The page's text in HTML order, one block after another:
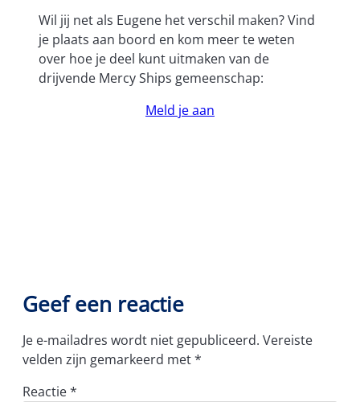
Wil jij net als Eugene het verschil maken? Vind
je plaats aan boord en kom meer te weten
over hoe je deel kunt uitmaken van de
drijvende Mercy Ships gemeenschap:
Meld je aan
Geef een reactie
Je e-mailadres wordt niet gepubliceerd. Vereiste
velden zijn gemarkeerd met*
Reactie*